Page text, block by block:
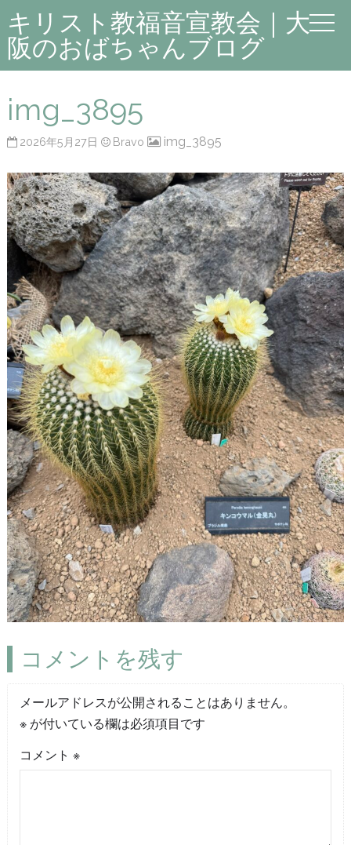
キリスト教福音宣教会｜大
阪のおばちゃんブログ
img_3895
2026年5月27日 Bravo img_3895
コメントを残す
メールアドレスが公開されることはありません。
※が付いている欄は必須項目です
コメント ※